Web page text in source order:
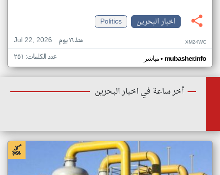
اخبار البحرين
Politics
Jul 22, 2026
منذ ١٦ يوم XM24WC
مباشر• mubasher.info عدد الكلمات: ٢٥١
أخر ساعة في اخبار البحرين